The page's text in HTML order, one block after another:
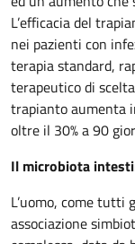
L’efficacia del
nei pazienti con
terapia standard,
terapeutico di
trapianto aumenta
oltre il 30% a 90
Il microbiota
L’uomo, come
associazione